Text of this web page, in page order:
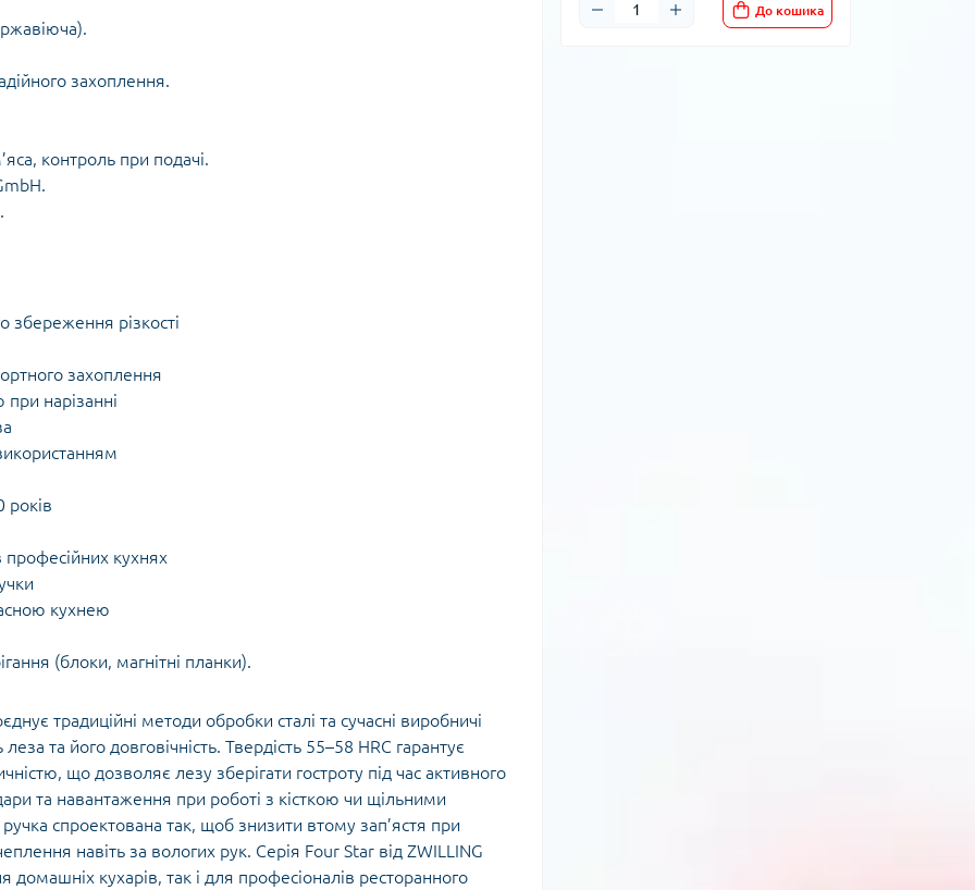
До кошика
захоплення.
контроль при подачі.
збереження різкості
захоплення
нарізанні
років
професійних кухнях
кухнею
(блоки, магнітні планки).
традиційні методи обробки сталі та сучасні виробничі
та його довговічність. Твердість 55–58 HRC гарантує
що дозволяє лезу зберігати гостроту під час активного
та навантаження при роботі з кісткою чи щільними
спроектована так, щоб знизити втому зап’ястя при
навіть за вологих рук. Серія Four Star від ZWILLING
домашніх кухарів, так і для професіоналів ресторанного